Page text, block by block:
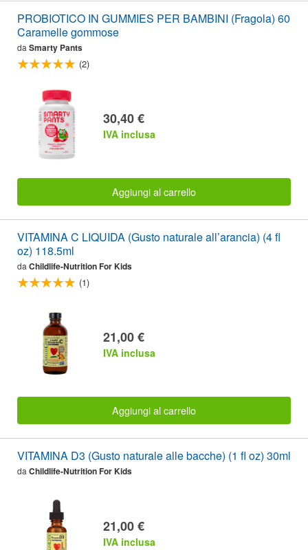
PROBIOTICO IN GUMMIES PER BAMBINI (Fragola) 60
Caramelle gommose
daSmarty Pants
(2)
30,40 €
IVA inclusa
Aggiungi al carrello
VITAMINA C LIQUIDA (Gusto naturale all’arancia) (4 fl
oz) 118.5ml
da Childlife-Nutrition For Kids
(1)
21,00 €
IVA inclusa
Aggiungi al carrello
VITAMINA D3 (Gusto naturale alle bacche) (1 fl oz) 30ml
da Childlife-Nutrition For Kids
21,00 €
IVA inclusa